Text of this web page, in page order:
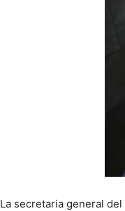
La secretaria general